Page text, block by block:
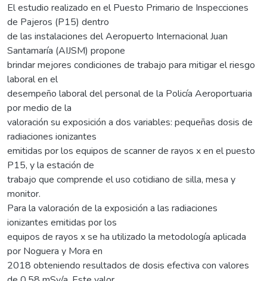
El estudio realizado en el Puesto Primario de Inspecciones
de Pajeros (P15) dentro
de las instalaciones del Aeropuerto Internacional Juan
Santamaría (AIJSM) propone
brindar mejores condiciones de trabajo para mitigar el riesgo
laboral en el
desempeño laboral del personal de la Policía Aeroportuaria
por medio de la
valoración su exposición a dos variables: pequeñas dosis de
radiaciones ionizantes
emitidas por los equipos de scanner de rayos x en el puesto
P15, y la estación de
trabajo que comprende el uso cotidiano de silla, mesa y
monitor.
Para la valoración de la exposición a las radiaciones
ionizantes emitidas por los
equipos de rayos x se ha utilizado la metodología aplicada
por Noguera y Mora en
2018 obteniendo resultados de dosis efectiva con valores